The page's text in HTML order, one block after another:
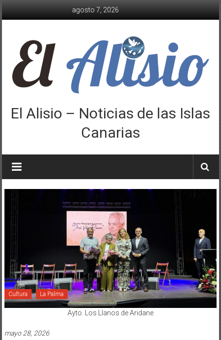
agosto 7, 2026
El Alisio – Noticias de las Islas
Canarias
Cultura La Palma
Ayto. Los Llanos de Aridane
mayo 28, 2026